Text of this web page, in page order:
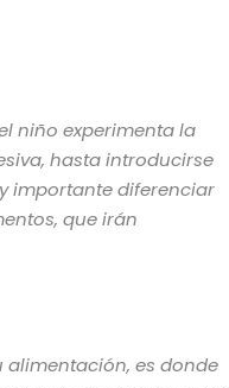
niño experimenta la
hasta introducirse
importante diferenciar
que irán
alimentación, es donde